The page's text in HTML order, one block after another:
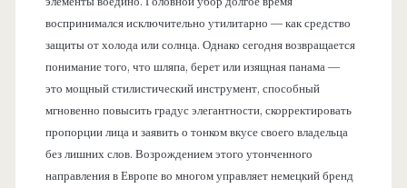
воспринимался исключительно утилитарно — как средство
защиты от холода или солнца. Однако сегодня возвращается
понимание того, что шляпа, берет или изящная панама —
это мощный стилистический инструмент, способный
мгновенно повысить градус элегантности, скорректировать
пропорции лица и заявить о тонком вкусе своего владельца
без лишних слов. Возрождением этого утонченного
направления в Европе во многом управляет немецкий бренд